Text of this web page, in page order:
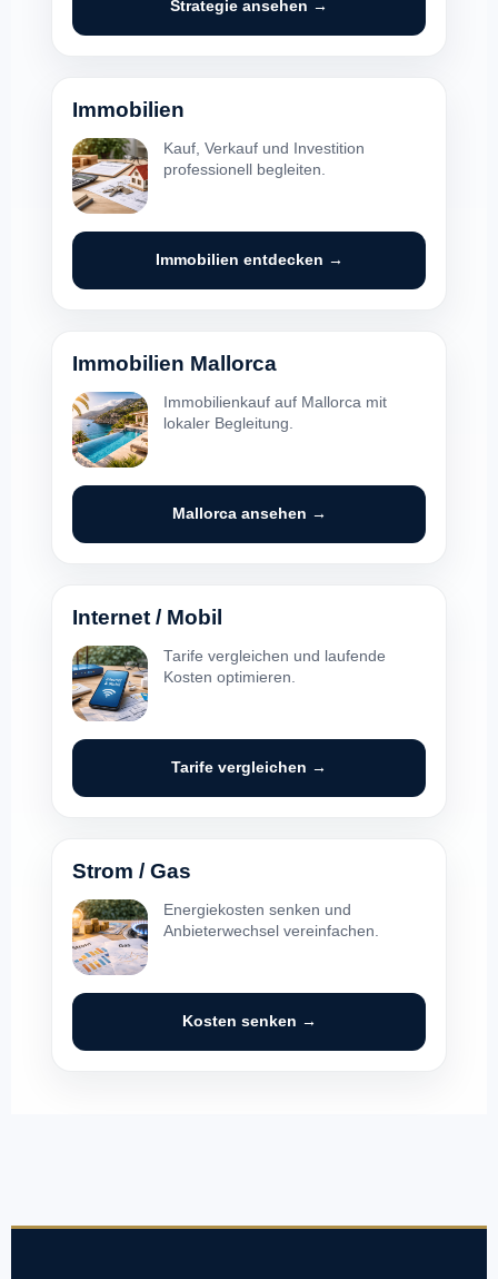
Strategie ansehen →
Immobilien
Kauf, Verkauf und Investition
professionell begleiten.
Immobilien entdecken →
Immobilien Mallorca
Immobilienkauf auf Mallorca mit
lokaler Begleitung.
Mallorca ansehen →
Internet / Mobil
Tarife vergleichen und laufende
Kosten optimieren.
Tarife vergleichen →
Strom / Gas
Energiekosten senken und
Anbieterwechsel vereinfachen.
Kosten senken →